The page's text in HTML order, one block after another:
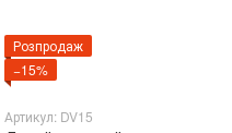
Розпродаж
−15%
Артикул: DV15